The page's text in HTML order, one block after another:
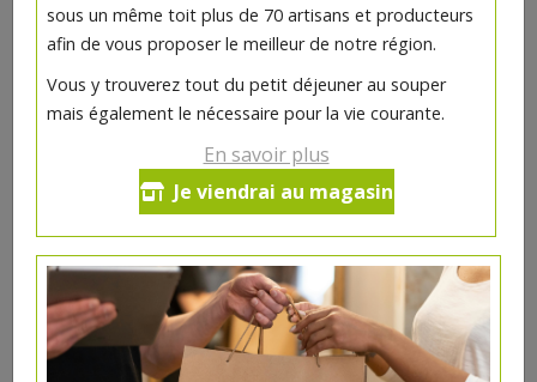
sous un même toit plus de 70 artisans et producteurs
afin de vous proposer le meilleur de notre région.
Vous y trouverez tout du petit déjeuner au souper
mais également le nécessaire pour la vie courante.
En savoir plus
Je viendrai au magasin
Crayon yeux Aubergine nacré
Fabriqué en France
4€/pc